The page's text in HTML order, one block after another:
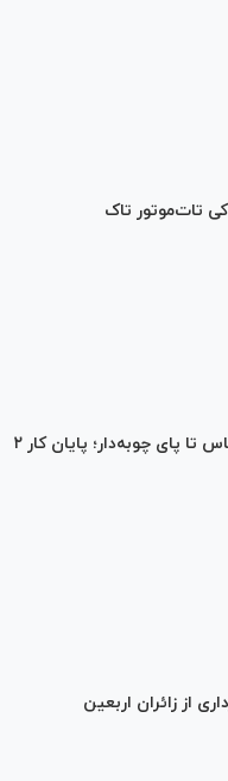
تات‌موتور تاک
اینفوگرافیک | از ارسال مختصات مراکز حساس تا پای چوبه‌دار؛ پایان کار ۲
از زائران اربعین